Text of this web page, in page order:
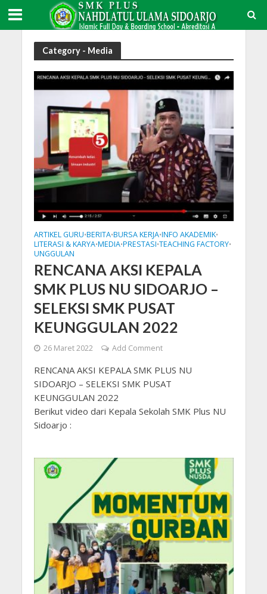
Category - Media
ARTIKEL GURU•BERITA•BURSA KERJA•INFO AKADEMIK•
LITERASI & KARYA•MEDIA•PRESTASI•TEACHING FACTORY•
UNGGULAN
RENCANA AKSI KEPALA
SMK PLUS NU SIDOARJO –
SELEKSI SMK PUSAT
KEUNGGULAN 2022
26 Maret 2022 Add Comment
RENCANA AKSI KEPALA SMK PLUS NU
SIDOARJO – SELEKSI SMK PUSAT
KEUNGGULAN 2022
Berikut video dari Kepala Sekolah SMK Plus NU
Sidoarjo :